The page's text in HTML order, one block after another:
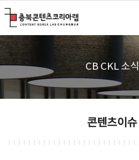
CB CKL 소식
콘텐츠이슈